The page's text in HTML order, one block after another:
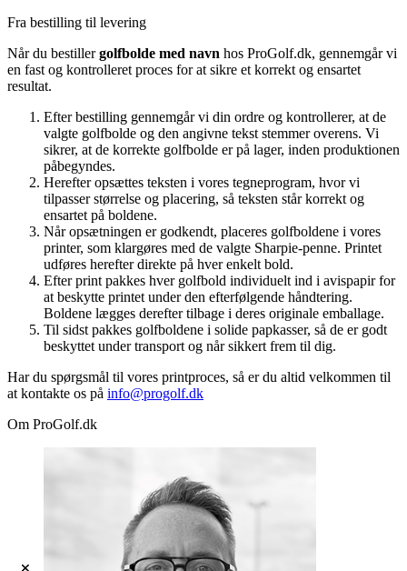
Fra bestilling til levering
Når du bestillergolfbolde med navn hos ProGolf.dk, gennemgår vi
en fast og kontrolleret proces for at sikre et korrekt og ensartet
resultat.
Efter bestilling gennemgår vi din ordre og kontrollerer, at de
valgte golfbolde og den angivne tekst stemmer overens. Vi
sikrer, at de korrekte golfbolde er på lager, inden produktionen
påbegyndes.
Herefter opsættes teksten i vores tegneprogram, hvor vi
tilpasser størrelse og placering, så teksten står korrekt og
ensartet på boldene.
Når opsætningen er godkendt, placeres golfboldene i vores
printer, som klargøres med de valgte Sharpie-penne. Printet
udføres herefter direkte på hver enkelt bold.
Efter print pakkes hver golfbold individuelt ind i avispapir for
at beskytte printet under den efterfølgende håndtering.
Boldene lægges derefter tilbage i deres originale emballage.
Til sidst pakkes golfboldene i solide papkasser, så de er godt
beskyttet under transport og når sikkert frem til dig.
Har du spørgsmål til vores printproces, så er du altid velkommen til
at kontakte os på info@progolf.dk
Om ProGolf.dk